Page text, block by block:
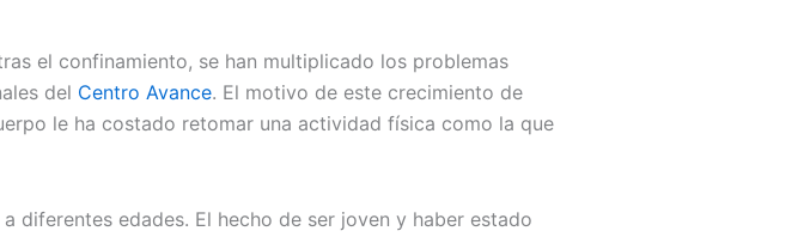
el confinamiento, se han multiplicado los problemas
del Centro Avance. El motivo de este crecimiento de
le ha costado retomar una actividad física como la que
diferentes edades. El hecho de ser joven y haber estado